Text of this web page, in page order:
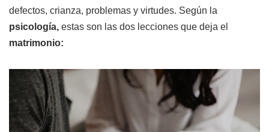
defectos, crianza, problemas y virtudes. Según la
psicología, estas son las dos lecciones que deja el
matrimonio: